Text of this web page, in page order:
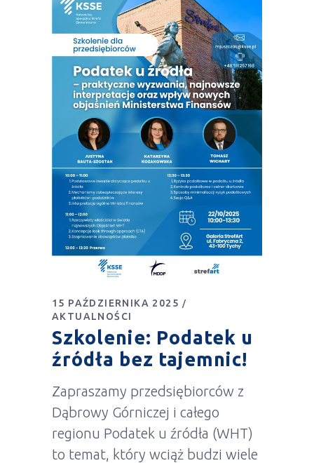
15 PAŹDZIERNIKA 2025
AKTUALNOŚCI
Szkolenie: Podatek u
źródła bez tajemnic!
Zapraszamy przedsiębiorców z
Dąbrowy Górniczej i całego
regionu Podatek u źródła (WHT)
to temat, który wciąż budzi wiele